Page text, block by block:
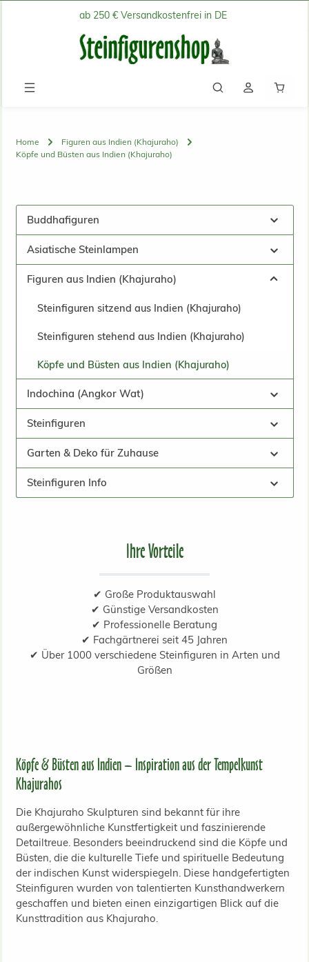
Zum Hauptinhalt springenab 250 € Versandkostenfrei in DE
Home
Figuren aus Indien (Khajuraho)
Köpfe und Büsten aus Indien (Khajuraho)
Buddhafiguren
Asiatische Steinlampen
Figuren aus Indien (Khajuraho)
Steinfiguren sitzend aus Indien (Khajuraho)
Steinfiguren stehend aus Indien (Khajuraho)
Köpfe und Büsten aus Indien (Khajuraho)
Indochina (Angkor Wat)
Steinfiguren
Garten & Deko für Zuhause
Steinfiguren Info
Ihre Vorteile
✔ Große Produktauswahl
✔ Günstige Versandkosten
✔ Professionelle Beratung
✔ Fachgärtnerei seit 45 Jahren
✔ Über 1000 verschiedene Steinfiguren in Arten und
Größen
Köpfe & Büsten aus Indien – Inspiration aus der Tempelkunst
Khajurahos
Die Khajuraho Skulpturen sind bekannt für ihre
außergewöhnliche Kunstfertigkeit und faszinierende
Detailtreue. Besonders beeindruckend sind die Köpfe und
Büsten, die die kulturelle Tiefe und spirituelle Bedeutung
der indischen Kunst widerspiegeln. Diese handgefertigten
Steinfiguren wurden von talentierten Kunsthandwerkern
geschaffen und bieten einen einzigartigen Blick auf die
Kunsttradition aus Khajuraho.